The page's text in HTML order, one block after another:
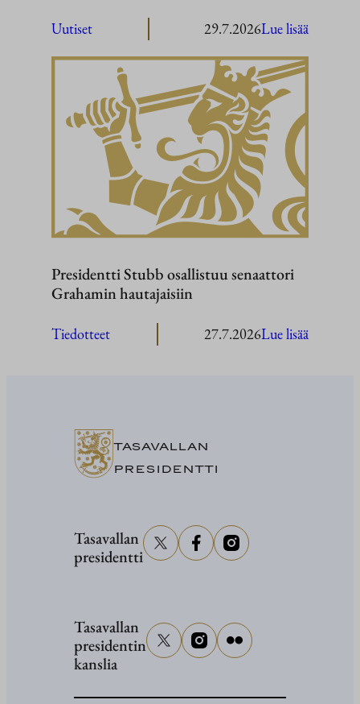
Uutiset 29.7.2026Lue lisää
Presidentti Stubb osallistuu senaattori
Grahamin hautajaisiin
Tiedotteet 27.7.2026Lue lisää
TASAVALLAN
PRESIDENTTI
Tasavallan
presidentti
Tasavallan
presidentin
kanslia